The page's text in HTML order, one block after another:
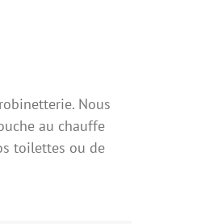
Nous
au chauffe
toilettes ou de